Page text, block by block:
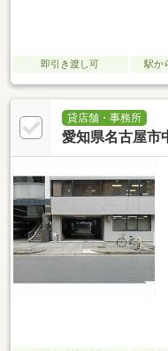
即引き渡し可 駅か
貸店舗・事務所
愛知県名古屋市